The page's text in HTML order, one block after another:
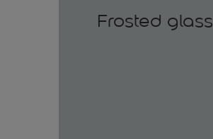
Frosted glass